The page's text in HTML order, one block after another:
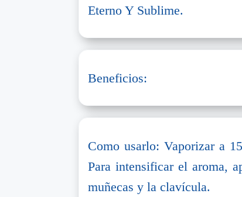
Eterno Y Sublime.
Beneficios:
Como usarlo: Vaporizar a
Para intensificar el aroma,
muñecas y la clavícula.